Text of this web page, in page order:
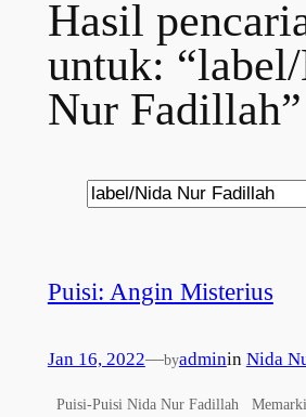
Hasil
untuk:
Nur Fadillah”
Search
Puisi: Angin Misterius
Jan 16, 2022—byadminin Nida
Puisi-Puisi Nida Nur Fadillah